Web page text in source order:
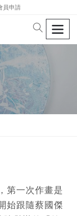
員申請
search
第一次作畫是
始跟隨蔡國傑